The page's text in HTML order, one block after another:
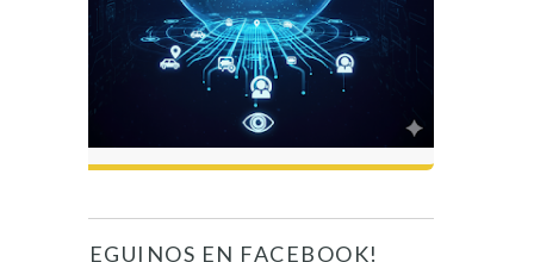
SEGUINOS EN FACEBOOK!